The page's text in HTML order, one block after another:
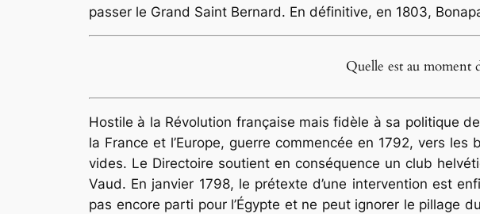
passer le Grand Saint Bernard. En définitive, en 1803,
Quelle est au moment
Hostile à la Révolution française mais fidèle à sa politique
la France et l’Europe, guerre commencée en 1792, vers
vides. Le Directoire soutient en conséquence un club
Vaud. En janvier 1798, le prétexte d’une intervention est
pas encore parti pour l’Égypte et ne peut ignorer le pillage